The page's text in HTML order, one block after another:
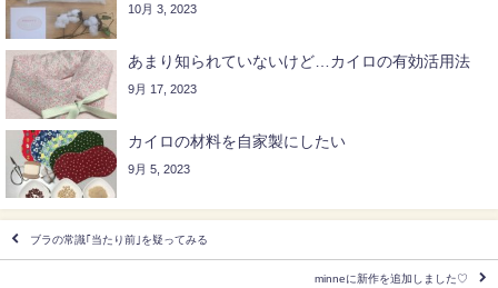
10月 3, 2023
あまり知られていないけど…カイロの有効活用法
9月 17, 2023
カイロの材料を自家製にしたい
9月 5, 2023
ブラの常識｢当たり前｣を疑ってみる
minneに新作を追加しました♡